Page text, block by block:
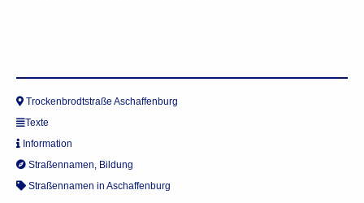
Trockenbrodtstraße Aschaffenburg
Texte
Information
Straßennamen, Bildung
Straßennamen in Aschaffenburg